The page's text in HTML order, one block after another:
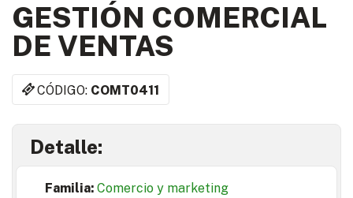
GESTIÓN COMERCIAL
DE VENTAS
CÓDIGO: COMT0411
Detalle:
Familia: Comercio y marketing